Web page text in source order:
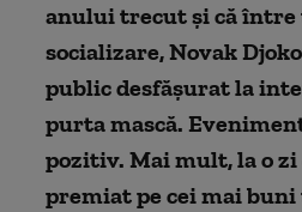
anului trecut și că între
socializare, Novak
public desfășurat la
purta mască.
pozitiv. Mai mult, la o zi
premiat pe cei mai